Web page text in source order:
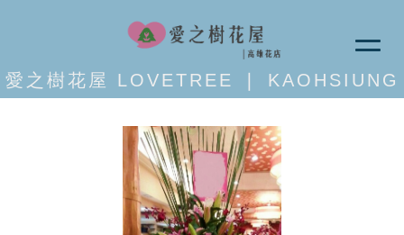
愛之樹花屋 LOVETREE ❘ KAOHSIUNG